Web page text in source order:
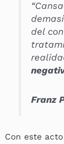
del
Franz
Con este